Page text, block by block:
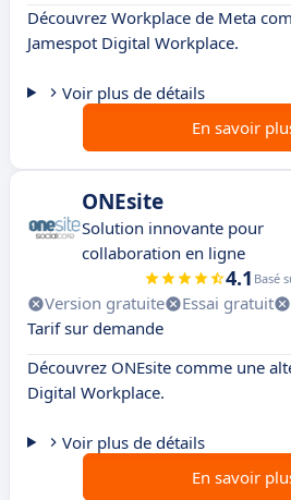
Découvrez Workplace de Meta
Jamespot Digital Workplace.
Voir plus de détails
En savoir
ONEsite
Solution innovante pour
collaboration en ligne
4.1 Basé
Version gratuite Essai gratuit
Tarif sur demande
Découvrez ONEsite comme une
Digital Workplace.
Voir plus de détails
En savoir